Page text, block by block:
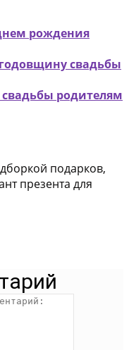
рождения
свадьбы
родителям
подарков,
презента для